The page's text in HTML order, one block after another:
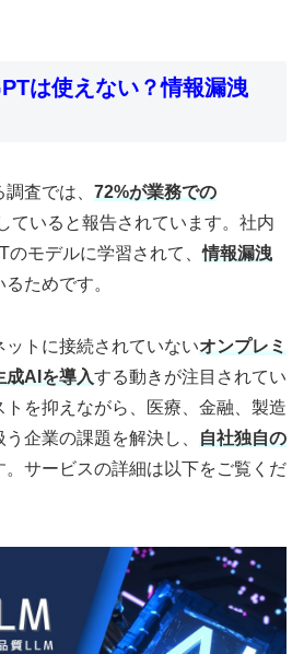
は使えない？情報漏洩
査では、 72%が業務での
ていると報告されています。社内
のモデルに学習されて、情報漏洩
るためです。
トに接続されていないオンプレミ
成AIを導入する動きが注目されてい
トを抑えながら、医療、金融、製造
企業の課題を解決し、
自社独自の
。サービスの詳細は以下をご覧くだ